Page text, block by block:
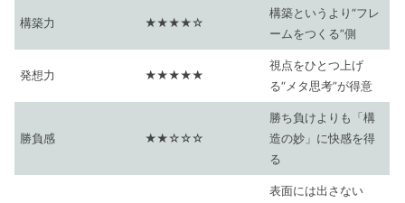
構築力 ★★★★☆
構築というより“フレ
ームをつくる”側
発想力 ★★★★★
視点をひとつ上げ
る“メタ思考”が得意
勝負感 ★★☆☆☆
勝ち負けよりも「構
造の妙」に快感を得
る
表面には出さない